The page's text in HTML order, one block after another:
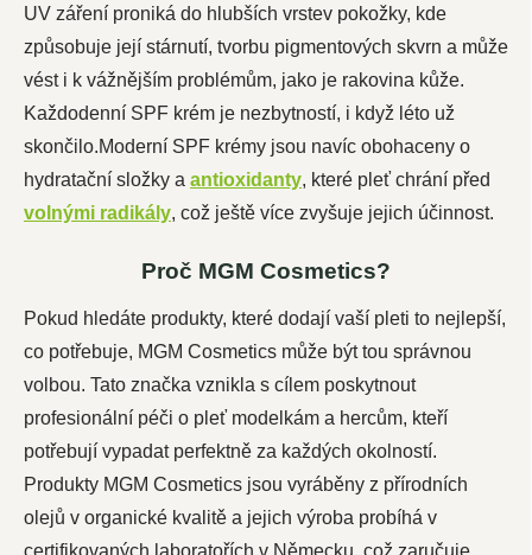
UV záření proniká do hlubších vrstev pokožky, kde
způsobuje její stárnutí, tvorbu pigmentových skvrn a může
vést i k vážnějším problémům, jako je rakovina kůže.
Každodenní SPF krém je nezbytností, i když léto už
skončilo.Moderní SPF krémy jsou navíc obohaceny o
hydratační složky a antioxidanty, které pleť chrání před
volnými radikály, což ještě více zvyšuje jejich účinnost.
Proč MGM Cosmetics?
Pokud hledáte produkty, které dodají vaší pleti to nejlepší,
co potřebuje, MGM Cosmetics může být tou správnou
volbou. Tato značka vznikla s cílem poskytnout
profesionální péči o pleť modelkám a hercům, kteří
potřebují vypadat perfektně za každých okolností.
Produkty MGM Cosmetics jsou vyráběny z přírodních
olejů v organické kvalitě a jejich výroba probíhá v